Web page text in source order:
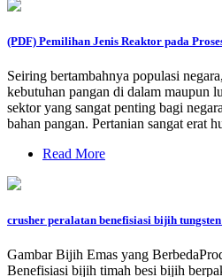
(PDF) Pemilihan Jenis Reaktor pada
Seiring bertambahnya populasi
kebutuhan pangan di dalam maupun
sektor yang sangat penting bagi
bahan pangan. Pertanian sangat erat
Read More
crusher peralatan benefisiasi bijih
Gambar Bijih Emas yang
Benefisiasi bijih timah besi bijih